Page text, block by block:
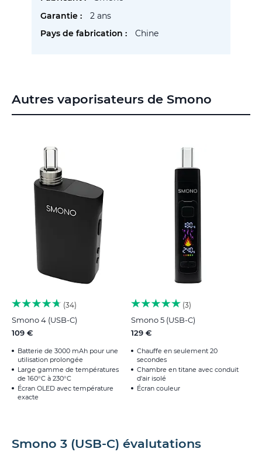
2 ans
Chine
Autres vaporisateurs de Smono
34
Smono 4 (USB-C)
109 €
Batterie de 3000 mAh pour une
utilisation prolongée
Large gamme de températures
de 160°C à 230°C
Écran OLED avec température
exacte
3
Smono 5 (USB-C)
129 €
Chauffe en seulement 20
secondes
Chambre en titane avec conduit
d'air isolé
Écran couleur
Smono 3 (USB-C) évalutations